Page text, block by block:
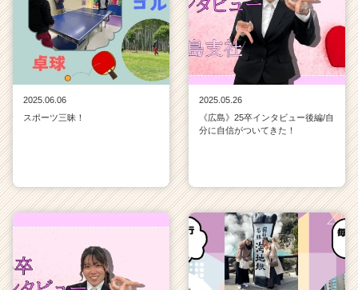
2025.06.06
スポーツ三昧！
2025.05.26
《広島》25卒インタビュー後編/自
分に自信がついてきた！